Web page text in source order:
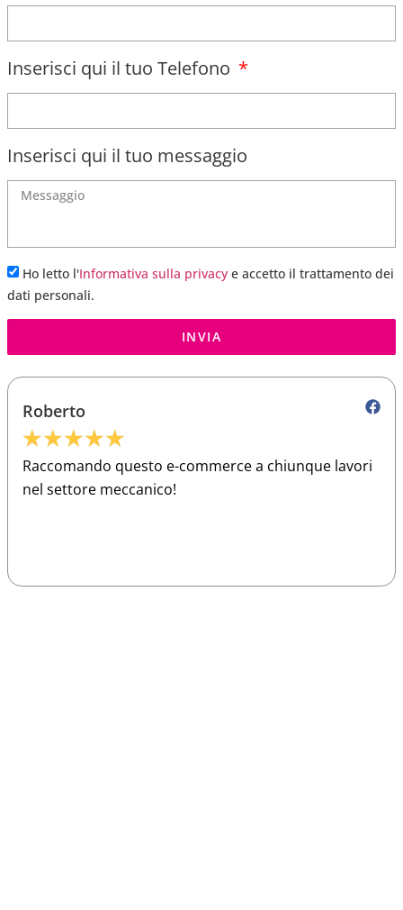
Inserisci qui il tuo Telefono
Inserisci qui il tuo messaggio
Ho letto l'Informativa sulla privacy e accetto il trattamento dei
dati personali.
INVIA
Roberto
★★★★★
Raccomando questo e-commerce a chiunque lavori
nel settore meccanico!